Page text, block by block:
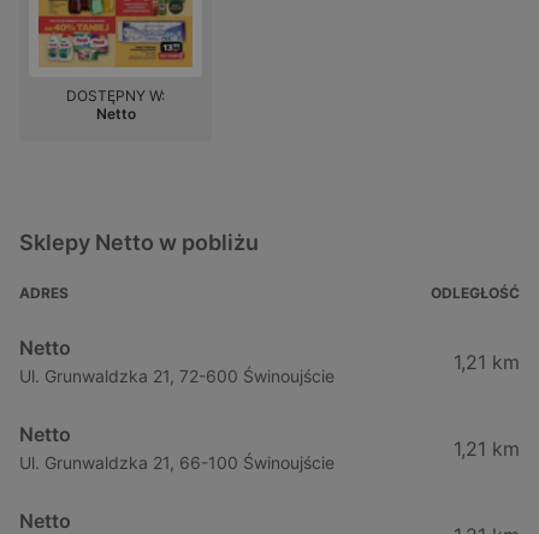
DOSTĘPNY W:
Netto
Sklepy Netto w pobliżu
ADRES ODLEGŁOŚĆ
Netto
Ul. Grunwaldzka 21, 72-600 Świnoujście
1,21 km
Netto
Ul. Grunwaldzka 21, 66-100 Świnoujście
1,21 km
Netto